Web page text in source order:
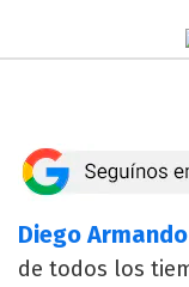
Diego
de todos los